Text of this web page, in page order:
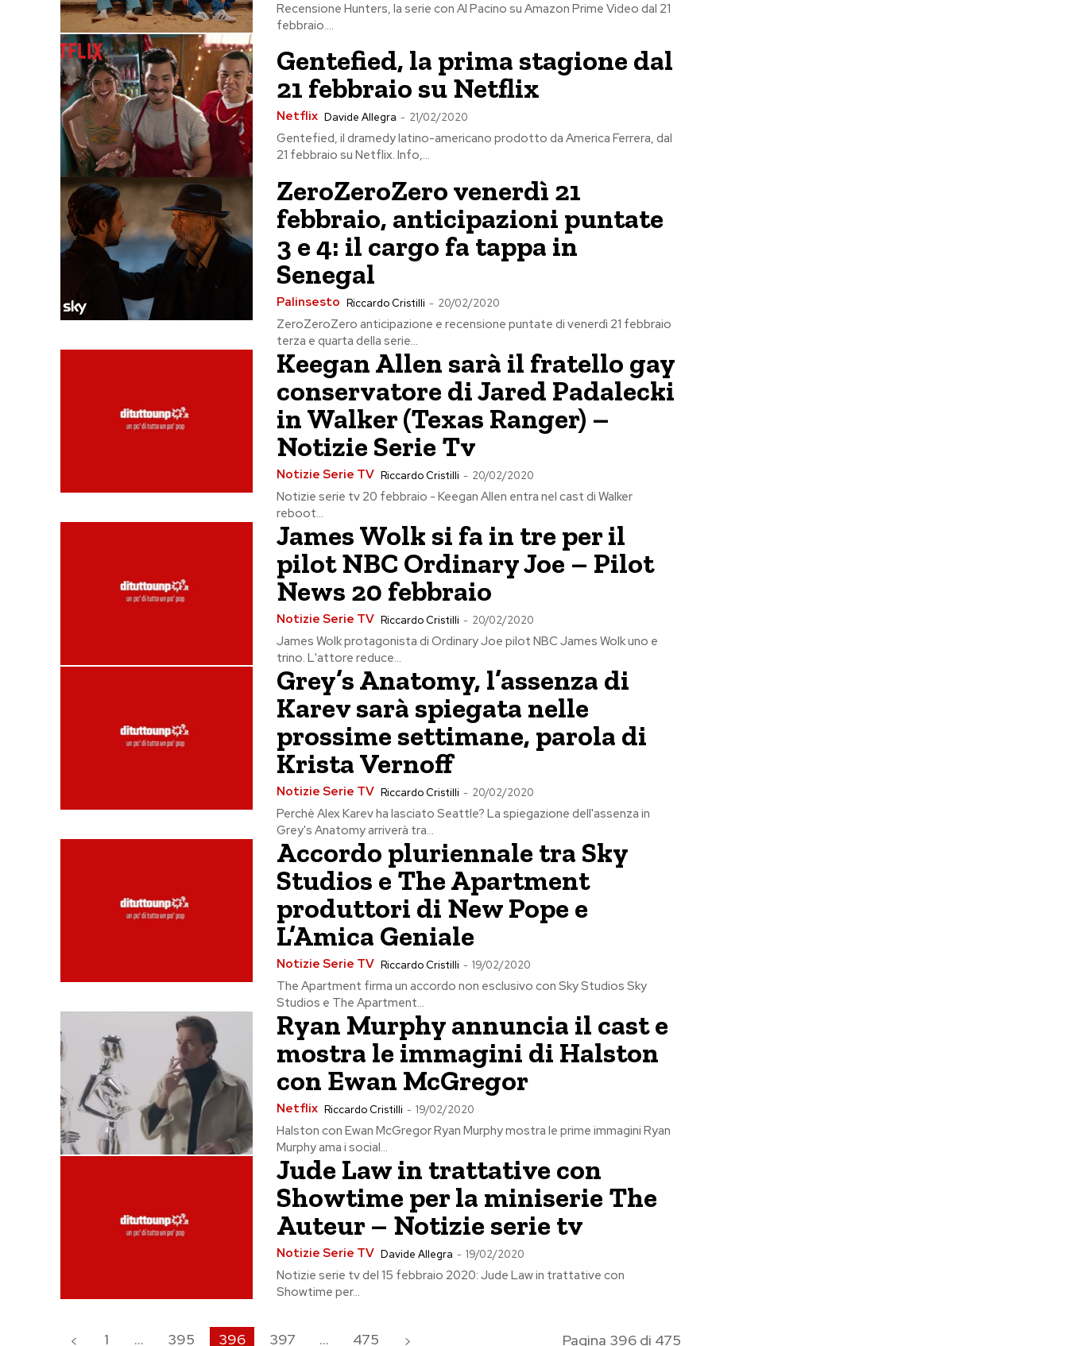
Recensione Hunters, la serie con Al Pacino su Amazon Prime Video dal 21
febbraio....
Gentefied, la prima stagione dal
21 febbraio su Netflix
Netflix Davide Allegra - 21/02/2020
Gentefied, il dramedy latino-americano prodotto da America Ferrera, dal
21 febbraio su Netflix. Info,...
ZeroZeroZero venerdì 21
febbraio, anticipazioni puntate
3 e 4: il cargo fa tappa in
Senegal
Palinsesto Riccardo Cristilli - 20/02/2020
ZeroZeroZero anticipazione e recensione puntate di venerdì 21 febbraio
terza e quarta della serie...
Keegan Allen sarà il fratello gay
conservatore di Jared Padalecki
in Walker (Texas Ranger) –
Notizie Serie Tv
Notizie Serie TV Riccardo Cristilli - 20/02/2020
Notizie serie tv 20 febbraio - Keegan Allen entra nel cast di Walker
reboot...
James Wolk si fa in tre per il
pilot NBC Ordinary Joe – Pilot
News 20 febbraio
Notizie Serie TV Riccardo Cristilli - 20/02/2020
James Wolk protagonista di Ordinary Joe pilot NBC James Wolk uno e
trino. L'attore reduce...
Grey’s Anatomy, l’assenza di
Karev sarà spiegata nelle
prossime settimane, parola di
Krista Vernoff
Notizie Serie TV Riccardo Cristilli - 20/02/2020
Perchè Alex Karev ha lasciato Seattle? La spiegazione dell'assenza in
Grey's Anatomy arriverà tra...
Accordo pluriennale tra Sky
Studios e The Apartment
produttori di New Pope e
L’Amica Geniale
Notizie Serie TV Riccardo Cristilli - 19/02/2020
The Apartment firma un accordo non esclusivo con Sky Studios Sky
Studios e The Apartment...
Ryan Murphy annuncia il cast e
mostra le immagini di Halston
con Ewan McGregor
Netflix Riccardo Cristilli - 19/02/2020
Halston con Ewan McGregor Ryan Murphy mostra le prime immagini Ryan
Murphy ama i social...
Jude Law in trattative con
Showtime per la miniserie The
Auteur – Notizie serie tv
Notizie Serie TV Davide Allegra - 19/02/2020
Notizie serie tv del 15 febbraio 2020: Jude Law in trattative con
Showtime per...
1 ... 395 396 397 ... 475 Pagina 396 di 475